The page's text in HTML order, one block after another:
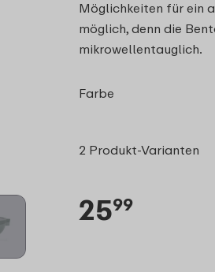
Möglichkeiten für ein
möglich, denn die
mikrowellentauglich.
Farbe
2 Produkt-Varianten
2599